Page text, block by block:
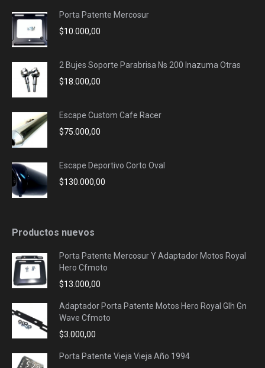
Porta Patente Mercosur
$10.000,00
2 Bujes Soporte Parabrisa Ns 200 Inazuma Otras
$18.000,00
Escape Custom Cafe Racer
$75.000,00
Escape Deportivo Corto Oval
$130.000,00
Productos nuevos
Porta Patente Mercosur Y Adaptador Motos Royal
Hero Cfmoto
$13.000,00
Adaptador Porta Patente Motos Hero Royal Glh Gn
Wave Cfmoto
$3.000,00
Porta Patente Vieja Vieja Año 1994